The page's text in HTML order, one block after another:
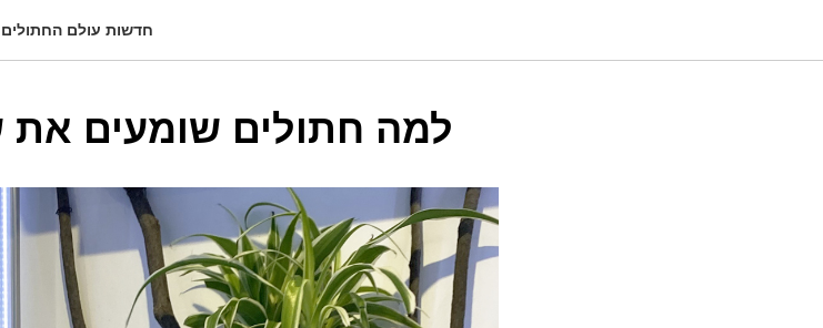
חדשות עולם החתולים
?למה חתולים שומעים